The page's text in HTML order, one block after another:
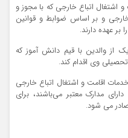
اشتغال اتباع خارجی که با مجوز و
و بر اساس ضوابط و قوانین
بر عهده دارند.
والدین با قیم دانش آموز که
وی اقدام کند.
اقامت و اشتغال اتباع خارجی
مدارک معتبر می‌باشند، برای
می شود.